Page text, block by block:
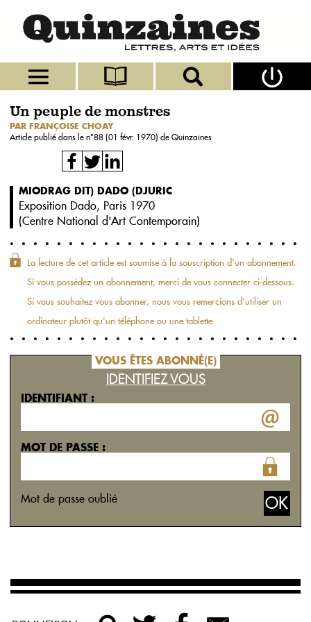
Un peuple de monstres
PAR FRANÇOISE CHOAY
Article publié dans le n°88 (01 févr. 1970) de Quinzaines
MIODRAG DIT) DADO (DJURIC
Exposition Dado, Paris 1970
(Centre National d'Art Contemporain)
La lecture de cet article est soumise à la souscription d'un abonnement.
Si vous possédez un abonnement, merci de vous connecter ci-dessous.
Si vous souhaitez vous abonner, nous vous remercions d'utiliser un
ordinateur plutôt qu'un téléphone ou une tablette
VOUS ÊTES ABONNÉ(E)
IDENTIFIEZ VOUS
IDENTIFIANT :
MOT DE PASSE :
Mot de passe oublié